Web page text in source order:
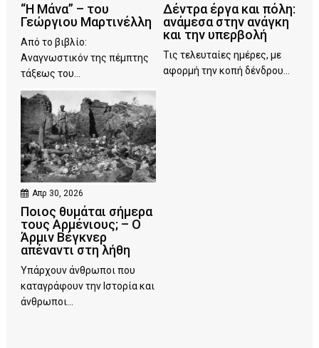
“Η Μάνα” – του
Γεώργιου Μαρτινέλλη
Από το βιβλίο:
Αναγνωστικόν της πέμπτης
τάξεως του...
Δέντρα έργα και πόλη:
ανάμεσα στην ανάγκη
και την υπερβολή
Τις τελευταίες ημέρες, με
αφορμή την κοπή δένδρου...
Απρ 30, 2026
Ποιος θυμάται σήμερα
τους Αρμένιους; – Ο
Άρμιν Βέγκνερ
απέναντι στη λήθη
Υπάρχουν άνθρωποι που
καταγράφουν την Ιστορία και
άνθρωποι...